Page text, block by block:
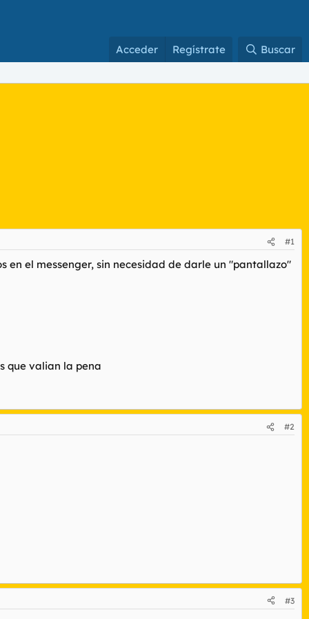
Acceder Regístrate Buscar
#1
el messenger, sin necesidad de darle un "pantallazo"
que valian la pena
#2
#3